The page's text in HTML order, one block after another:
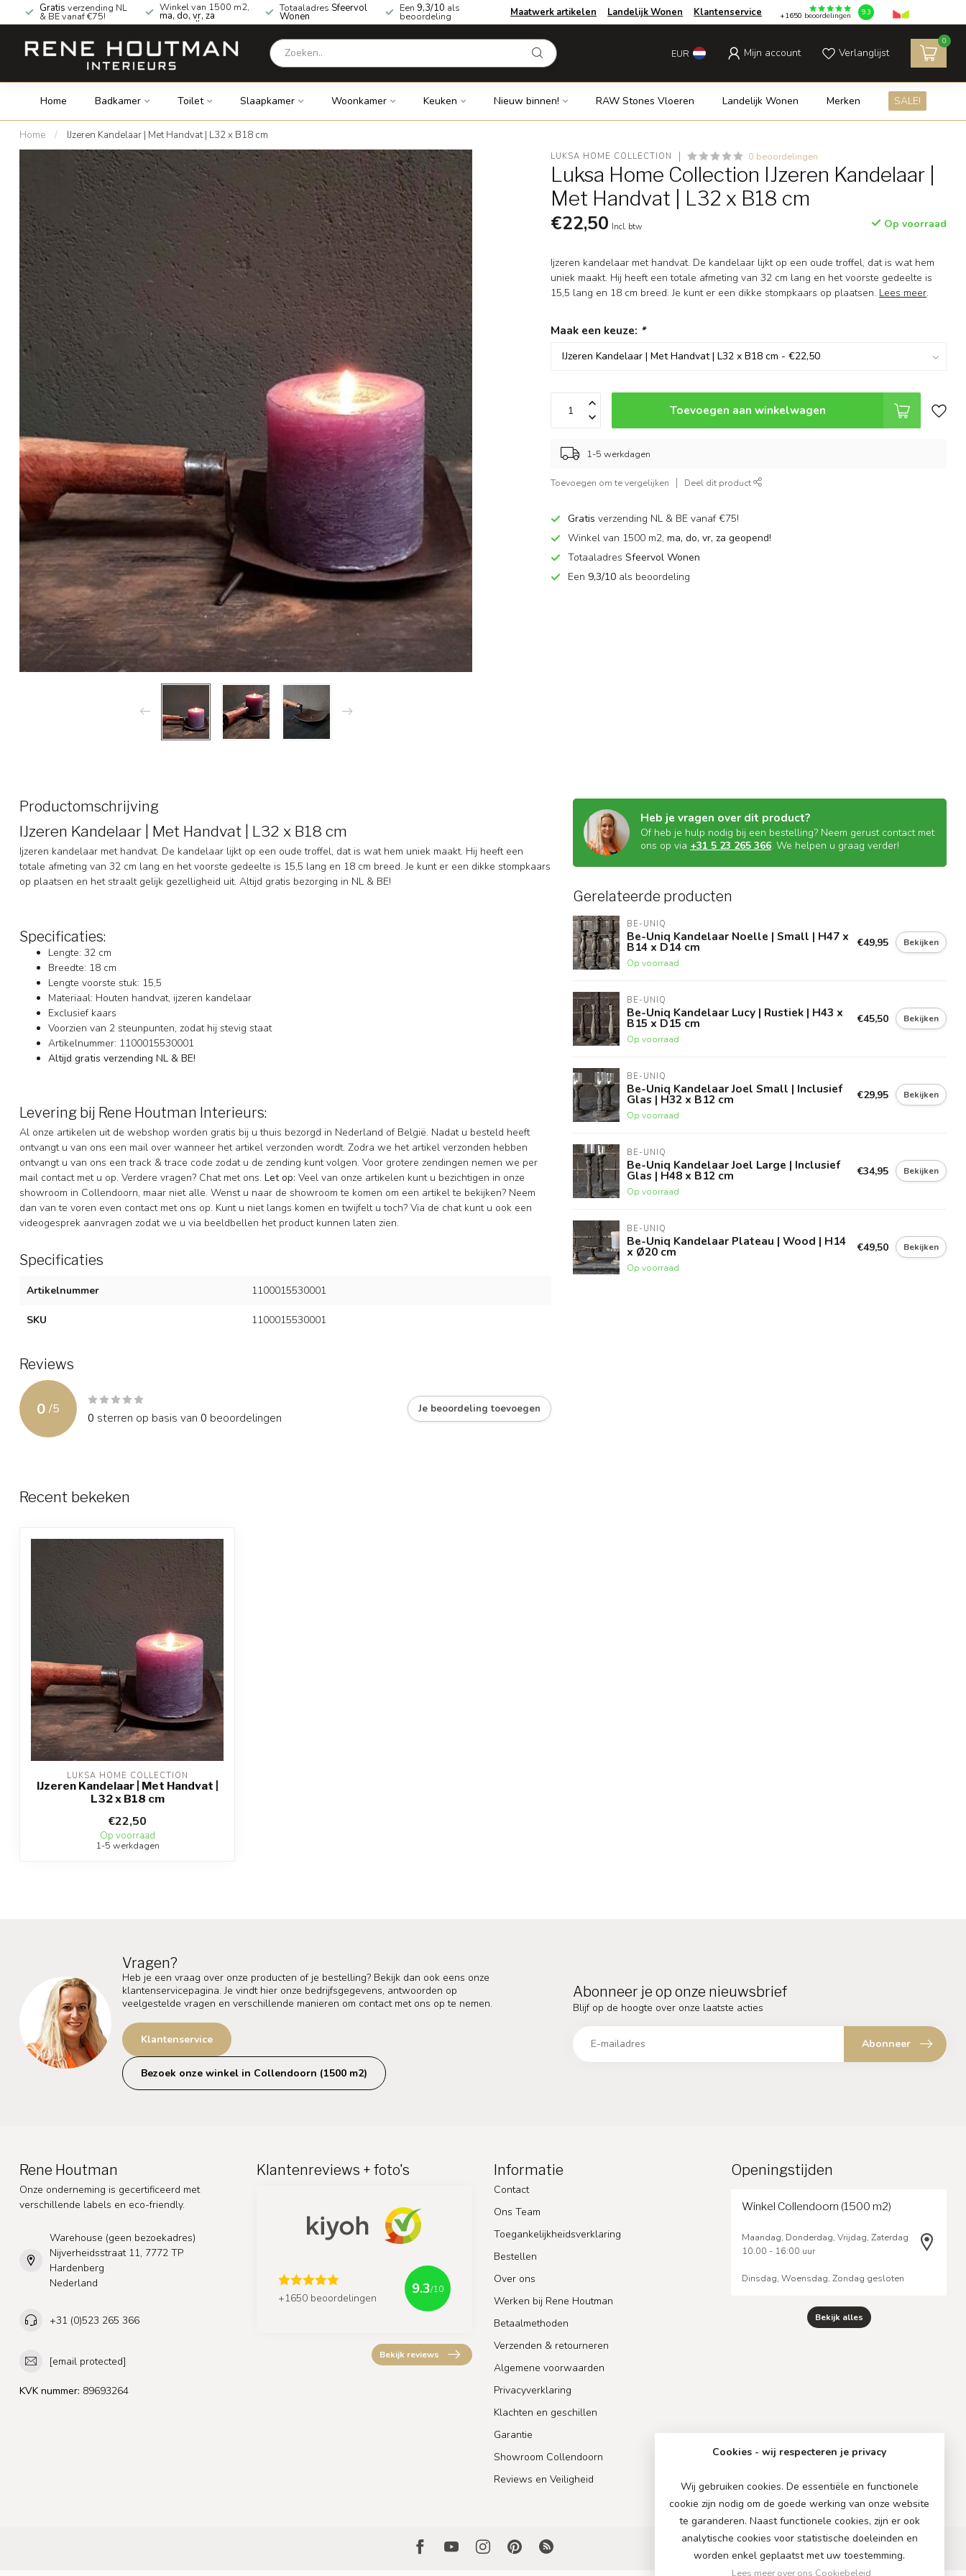
Gratis verzending NL
& BE vanaf €75!
Winkel van 1500 m2,
ma, do, vr, za
geopend!
Totaaladres Sfeervol
Wonen
Een 9,3/10 als
beoordeling Maatwerk artikelen Landelijk Wonen Klantenservice +1650 beoordelingen 9.3
EUR Mijn account Verlanglijst
0
Home Badkamer Toilet Slaapkamer Woonkamer Keuken Nieuw binnen! RAW Stones Vloeren Landelijk Wonen Merken SALE!
Home / IJzeren Kandelaar | Met Handvat | L32 x B18 cm
LUKSA HOME COLLECTION 0 beoordelingen
Luksa Home Collection IJzeren Kandelaar |
Met Handvat | L32 x B18 cm
€22,50 Incl. btw Op voorraad
Ijzeren kandelaar met handvat. De kandelaar lijkt op een oude troffel, dat is wat hem
uniek maakt. Hij heeft een totale afmeting van 32 cm lang en het voorste gedeelte is
15,5 lang en 18 cm breed. Je kunt er een dikke stompkaars op plaatsen. Lees meer.
Maak een keuze: *
Toevoegen aan winkelwagen
1-5 werkdagen
Toevoegen om te vergelijken Deel dit product
Gratisverzending NL & BE vanaf €75!
Winkel van 1500 m2,ma, do, vr, za geopend!
TotaaladresSfeervol Wonen
Een 9,3/10 als beoordeling
Productomschrijving
IJzeren Kandelaar | Met Handvat | L32 x B18 cm
Ijzeren kandelaar met handvat. De kandelaar lijkt op een oude troffel, dat is wat hem uniek maakt. Hij heeft een
totale afmeting van 32 cm lang en het voorste gedeelte is 15,5 lang en 18 cm breed. Je kunt er een dikke stompkaars
op plaatsen en het straalt gelijk gezelligheid uit. Altijd gratis bezorging in NL & BE!
Specificaties:
Lengte: 32 cm
Breedte: 18 cm
Lengte voorste stuk: 15,5
Materiaal: Houten handvat, ijzeren kandelaar
Exclusief kaars
Voorzien van 2 steunpunten, zodat hij stevig staat
Artikelnummer: 1100015530001
Altijd gratis verzending NL & BE!
Levering bij Rene Houtman Interieurs:
Al onze artikelen uit de webshop worden gratis bij u thuis bezorgd in Nederland of België. Nadat u besteld heeft
ontvangt u van ons een mail over wanneer het artikel verzonden wordt. Zodra we het artikel verzonden hebben
ontvangt u van ons een track & trace code zodat u de zending kunt volgen. Voor grotere zendingen nemen we per
mail contact met u op. Verdere vragen? Chat met ons. Let op: Veel van onze artikelen kunt u bezichtigen in onze
showroom in Collendoorn, maar niet alle. Wenst u naar de showroom te komen om een artikel te bekijken? Neem
dan van te voren even contact met ons op. Kunt u niet langs komen en twijfelt u toch? Via de chat kunt u ook een
videogesprek aanvragen zodat we u via beeldbellen het product kunnen laten zien.
Specificaties
Artikelnummer 1100015530001
SKU 1100015530001
Reviews
0 /5
0 sterren op basis van 0 beoordelingen
Je beoordeling toevoegen
Heb je vragen over dit product?
Of heb je hulp nodig bij een bestelling? Neem gerust contact met
ons op via +31 5 23 265 366. We helpen u graag verder!
Gerelateerde producten
BE-UNIQ
Be-Uniq Kandelaar Noelle | Small | H47 x
B14 x D14 cm
Op voorraad
€49,95 Bekijken
BE-UNIQ
Be-Uniq Kandelaar Lucy | Rustiek | H43 x
B15 x D15 cm
Op voorraad
€45,50 Bekijken
BE-UNIQ
Be-Uniq Kandelaar Joel Small | Inclusief
Glas | H32 x B12 cm
Op voorraad
€29,95 Bekijken
BE-UNIQ
Be-Uniq Kandelaar Joel Large | Inclusief
Glas | H48 x B12 cm
Op voorraad
€34,95 Bekijken
BE-UNIQ
Be-Uniq Kandelaar Plateau | Wood | H14
x Ø20 cm
Op voorraad
€49,50 Bekijken
Recent bekeken
LUKSA HOME COLLECTION
IJzeren Kandelaar | Met Handvat |
L32 x B18 cm
€22,50
Op voorraad
1-5 werkdagen
Vragen?
Heb je een vraag over onze producten of je bestelling? Bekijk dan ook eens onze
klantenservicepagina. Je vindt hier onze bedrijfsgegevens, antwoorden op
veelgestelde vragen en verschillende manieren om contact met ons op te nemen.
Klantenservice
Bezoek onze winkel in Collendoorn (1500 m2)
Abonneer je op onze nieuwsbrief
Blijf op de hoogte over onze laatste acties
Abonneer
Rene Houtman
Onze onderneming is gecertificeerd met
verschillende labels en eco-friendly.
Warehouse (geen bezoekadres)
Nijverheidsstraat 11, 7772 TP
Hardenberg
Nederland
+31 (0)523 265 366
[email protected]
KVK nummer: 89693264
Klantenreviews + foto's
+1650 beoordelingen
9.3/10
Bekijk reviews
Informatie
Contact
Ons Team
Toegankelijkheidsverklaring
Bestellen
Over ons
Werken bij Rene Houtman
Betaalmethoden
Verzenden & retourneren
Algemene voorwaarden
Privacyverklaring
Klachten en geschillen
Garantie
Showroom Collendoorn
Reviews en Veiligheid
Openingstijden
Winkel Collendoorn (1500 m2)
Maandag, Donderdag, Vrijdag, Zaterdag
10.00 - 16:00 uur
Dinsdag, Woensdag, Zondag gesloten
Bekijk alles
Cookies - wij respecteren je privacy
Wij gebruiken cookies. De essentiële en functionele
cookie zijn nodig om de goede werking van onze website
te garanderen. Naast functionele cookies, zijn er ook
analytische cookies voor statistische doeleinden en
worden enkel geplaatst met uw toestemming.
Lees meer over ons Cookiebeleid